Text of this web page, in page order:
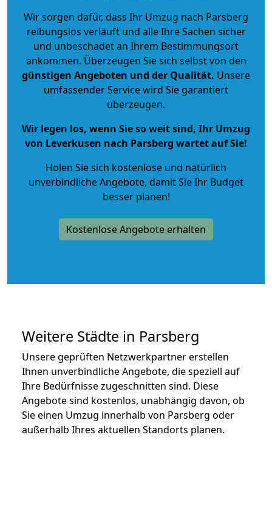
Wir sorgen dafür, dass Ihr Umzug nach Parsberg
reibungslos verläuft und alle Ihre Sachen sicher
und unbeschadet an Ihrem Bestimmungsort
ankommen. Überzeugen Sie sich selbst von den
günstigen Angeboten und der Qualität. Unsere
umfassender Service wird Sie garantiert
überzeugen.
Wir legen los, wenn Sie so weit sind, Ihr Umzug
von Leverkusen nach Parsberg wartet auf Sie!
Holen Sie sich kostenlose und natürlich
unverbindliche Angebote, damit Sie Ihr Budget
besser planen!
Kostenlose Angebote erhalten
Weitere Städte in Parsberg
Unsere geprüften Netzwerkpartner erstellen
Ihnen unverbindliche Angebote, die speziell auf
Ihre Bedürfnisse zugeschnitten sind. Diese
Angebote sind kostenlos, unabhängig davon, ob
Sie einen Umzug innerhalb von Parsberg oder
außerhalb Ihres aktuellen Standorts planen.